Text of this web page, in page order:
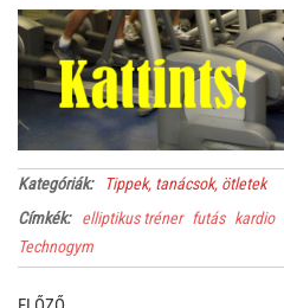
Kategóriák:
Tippek, tanácsok, ötletek
Címkék:
elliptikus tréner futás kardio
Technogym